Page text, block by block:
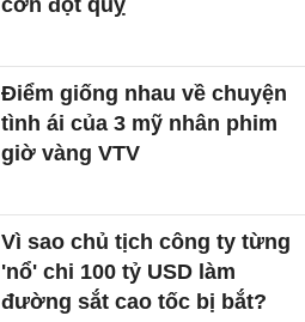
cơn đột quỵ
Điểm giống nhau về chuyện
tình ái của 3 mỹ nhân phim
giờ vàng VTV
Vì sao chủ tịch công ty từng
'nổ' chi 100 tỷ USD làm
đường sắt cao tốc bị bắt?